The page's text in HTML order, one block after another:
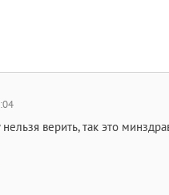
верить, так это